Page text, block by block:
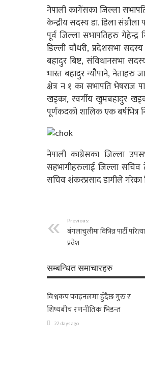
नेपाली कागेंसका जिल्ला
केन्द्रीय सदस्य डा. डिला
पूर्व जिल्ला सभापतिहरु गेहेन्द्र
डिल्ली चौधरी, प्रदेशसभा सदस्य
बहादुर बिष्ट, संविधानसभा
भारत बहादुर न्यौैपाने, नेताहरु
क्षेत्र न १ का सभापति भेषराज
खड्का, स्वर्गीय खुमबहादुर
पूर्णकदको शालिक एक बर्षभित्र
नेपाली काग्रेसका जिल्ला
सहभागीहरुलाई जिल्ला सचिव
सचिव शंकरप्रसाद डागीले गरेका
Previous:
बंगलाचुलीमा विभिन्न पार्टी
प्रवेश
सम्बन्धित समाचारहरु
विश्वकप फाइनलमा हुँदैछ गुरु र
शिष्यबीच रणनीतिक भिडन्त
22 days ago